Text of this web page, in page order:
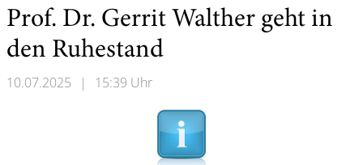
Prof. Dr. Gerrit Walther geht in
den Ruhestand
10.07.2025 | 15:39 Uhr